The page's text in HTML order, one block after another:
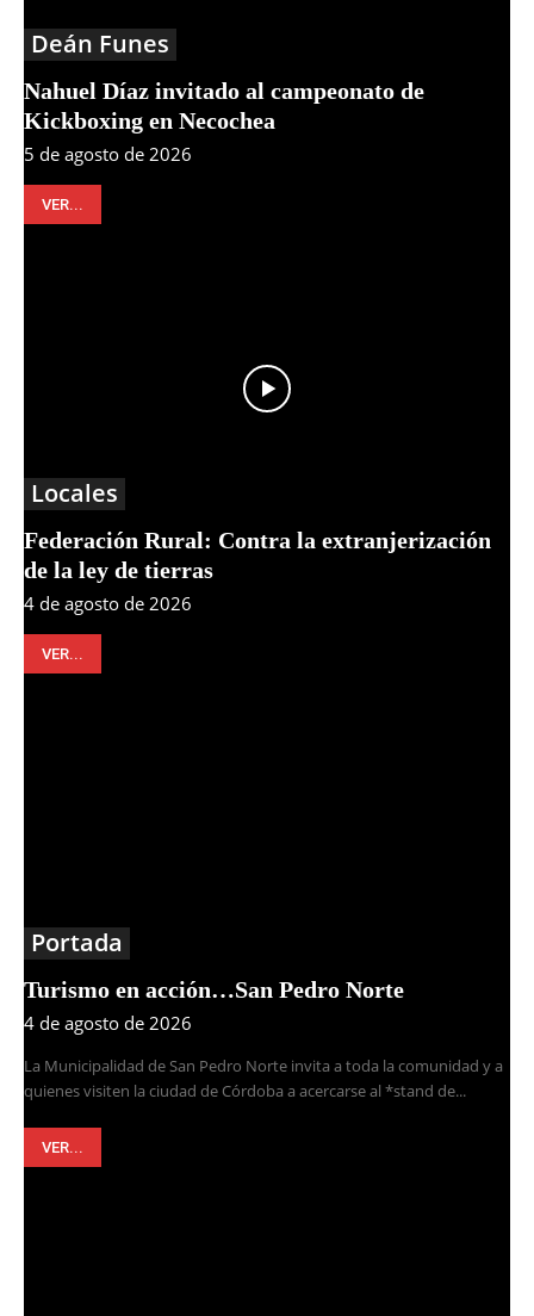
Deán Funes
Nahuel Díaz invitado al campeonato de
Kickboxing en Necochea
5 de agosto de 2026
VER...
Locales
Federación Rural: Contra la extranjerización
de la ley de tierras
4 de agosto de 2026
VER...
Portada
Turismo en acción…San Pedro Norte
4 de agosto de 2026
La Municipalidad de San Pedro Norte invita a toda la comunidad y a
quienes visiten la ciudad de Córdoba a acercarse al *stand de...
VER...